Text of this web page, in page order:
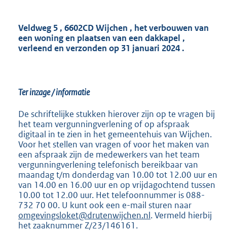
Veldweg 5 , 6602CD Wijchen , het verbouwen van
een woning en plaatsen van een dakkapel ,
verleend en verzonden op 31 januari 2024.
Ter inzage / informatie
De schriftelijke stukken hierover zijn op te vragen bij
het team vergunningverlening of op afspraak
digitaal in te zien in het gemeentehuis van Wijchen.
Voor het stellen van vragen of voor het maken van
een afspraak zijn de medewerkers van het team
vergunningverlening telefonisch bereikbaar van
maandag t/m donderdag van 10.00 tot 12.00 uur en
van 14.00 en 16.00 uur en op vrijdagochtend tussen
10.00 tot 12.00 uur. Het telefoonnummer is 088-
732 70 00. U kunt ook een e-mail sturen naar
omgevingsloket@drutenwijchen.nl. Vermeld hierbij
het zaaknummer Z/23/146161.